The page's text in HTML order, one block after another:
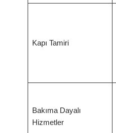
Kapı Tamiri
Bakıma Dayalı
Hizmetler